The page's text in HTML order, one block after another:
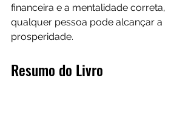
financeira e a mentalidade correta,
qualquer pessoa pode alcançar a
prosperidade.
Resumo do Livro